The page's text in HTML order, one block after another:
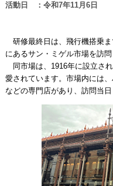
活動日 ：令和7年11月6日
研修最終日は、飛行機搭乗
にあるサン・ミゲル市場を訪問
同市場は、1916年に設立さ
愛されています。市場内には
などの専門店があり、訪問当